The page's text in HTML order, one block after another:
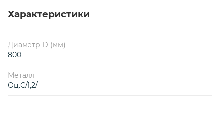
Характеристики
Диаметр D (мм)
800
Металл
Оц.С/1,2/